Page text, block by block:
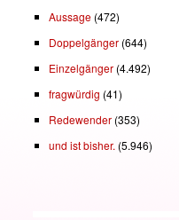
Aussage (472)
Doppelgänger (644)
Einzelgänger (4.492)
fragwürdig (41)
Redewender (353)
und ist bisher. (5.946)